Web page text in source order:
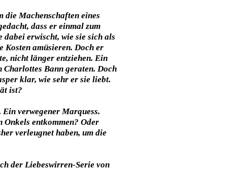
die Machenschaften eines
dass er einmal zum
dabei erwischt, wie sie sich als
Kosten amüsieren. Doch er
nicht länger entziehen. Ein
Charlottes Bann geraten. Doch
klar, wie sehr er sie liebt.
ist?
verwegener Marquess.
entkommen? Oder
verleugnet haben, um die
der Liebeswirren-Serie von